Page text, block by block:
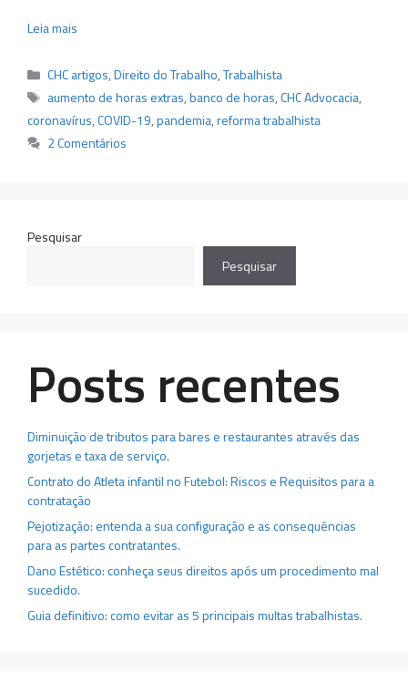
Leia mais
Categorias
CHC artigos,Direito do Trabalho,Trabalhista
Tags
aumento de horas extras,banco de horas,CHC Advocacia,
coronavírus,COVID-19,pandemia,reforma trabalhista
2 Comentários
Pesquisar
Pesquisar
Posts recentes
Diminuição de tributos para bares e restaurantes através das
gorjetas e taxa de serviço.
Contrato do Atleta infantil no Futebol: Riscos e Requisitos para a
contratação
Pejotização: entenda a sua configuração e as consequências
para as partes contratantes.
Dano Estético: conheça seus direitos após um procedimento mal
sucedido.
Guia definitivo: como evitar as 5 principais multas trabalhistas.